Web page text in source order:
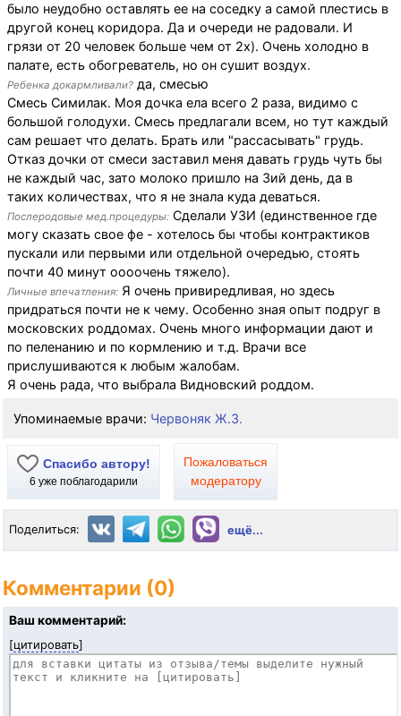
было неудобно оставлять ее на соседку а самой плестись в
другой конец коридора. Да и очереди не радовали. И
грязи от 20 человек больше чем от 2х). Очень холодно в
палате, есть обогреватель, но он сушит воздух.
Ребенка докармливали? да, смесью
Смесь Симилак. Моя дочка ела всего 2 раза, видимо с
большой голодухи. Смесь предлагали всем, но тут каждый
сам решает что делать. Брать или "рассасывать" грудь.
Отказ дочки от смеси заставил меня давать грудь чуть бы
не каждый час, зато молоко пришло на 3ий день, да в
таких количествах, что я не знала куда деваться.
Послеродовые мед.процедуры: Сделали УЗИ (единственное где
могу сказать свое фе - хотелось бы чтобы контрактиков
пускали или первыми или отдельной очередью, стоять
почти 40 минут оооочень тяжело).
Личные впечатления: Я очень привиредливая, но здесь
придраться почти не к чему. Особенно зная опыт подруг в
московских роддомах. Очень много информации дают и
по пеленанию и по кормлению и т.д. Врачи все
прислушиваются к любым жалобам.
Я очень рада, что выбрала Видновский роддом.
Упоминаемые врачи: Червоняк Ж.З.
Спасибо автору!
6 уже поблагодарили
Пожаловаться
модератору
Поделиться: ещё...
Комментарии (0)
Ваш комментарий:
[цитировать]